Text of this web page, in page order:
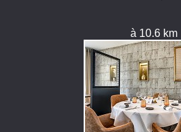
à 10.6 km